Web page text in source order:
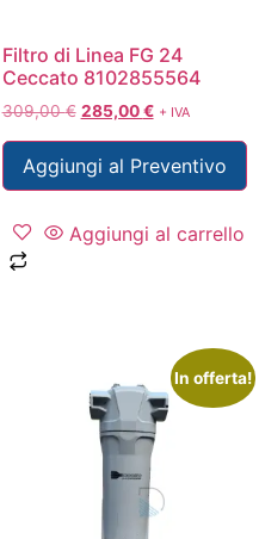
Filtro di Linea FG 24
Ceccato 8102855564
309,00€ 285,00€ + IVA
Aggiungi al Preventivo
Aggiungi al carrello
In offerta!